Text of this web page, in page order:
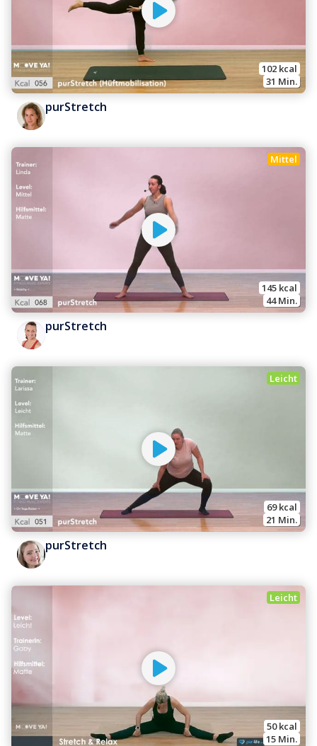
102 kcal
31 Min.
purStretch
Mittel
145 kcal
44 Min.
purStretch
Leicht
69 kcal
21 Min.
purStretch
Leicht
50 kcal
15 Min.